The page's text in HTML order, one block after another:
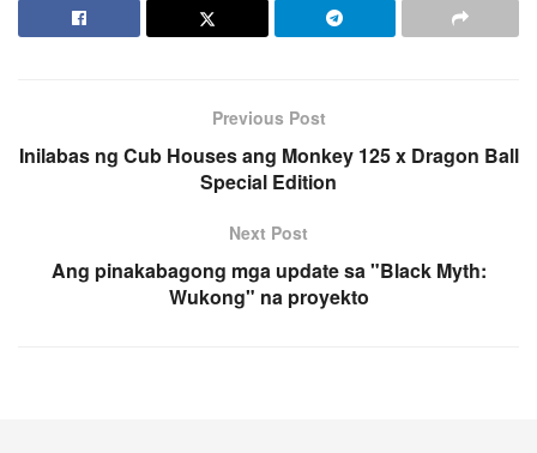
Previous Post
Inilabas ng Cub Houses ang Monkey 125 x Dragon Ball
Special Edition
Next Post
Ang pinakabagong mga update sa "Black Myth:
Wukong" na proyekto